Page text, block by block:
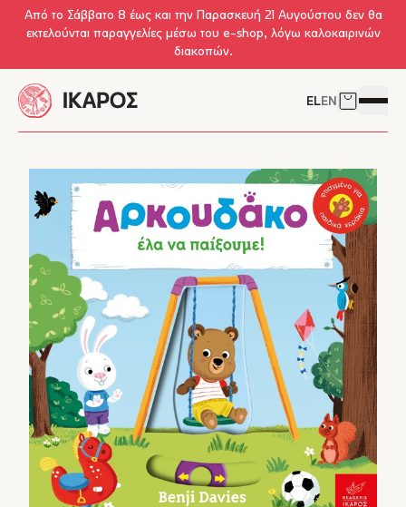
Skip to main content
Από το Σάββατο 8 έως και την Παρασκευή 21 Αυγούστου δεν θα
εκτελούνται παραγγελίες μέσω του e-shop, λόγω καλοκαιρινών
διακοπών.
ELEN Δείτε το